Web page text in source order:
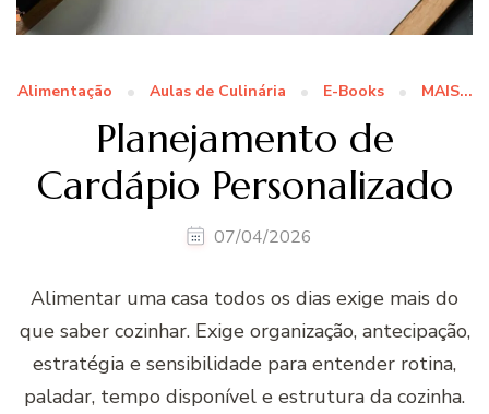
Alimentação Aulas de Culinária E-Books MAIS...
Planejamento de
Cardápio Personalizado
07/04/2026
Alimentar uma casa todos os dias exige mais do
que saber cozinhar. Exige organização, antecipação,
estratégia e sensibilidade para entender rotina,
paladar, tempo disponível e estrutura da cozinha.